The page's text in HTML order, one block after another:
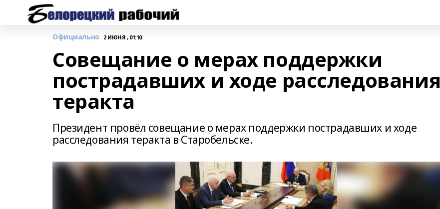
Официально 2 ИЮНЯ , 01:10
Совещание о мерах поддержки
пострадавших и ходе расследования
теракта
Президент провёл совещание о мерах поддержки пострадавших и ходе
расследования теракта в Старобельске.